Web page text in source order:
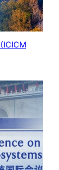
（ICICM